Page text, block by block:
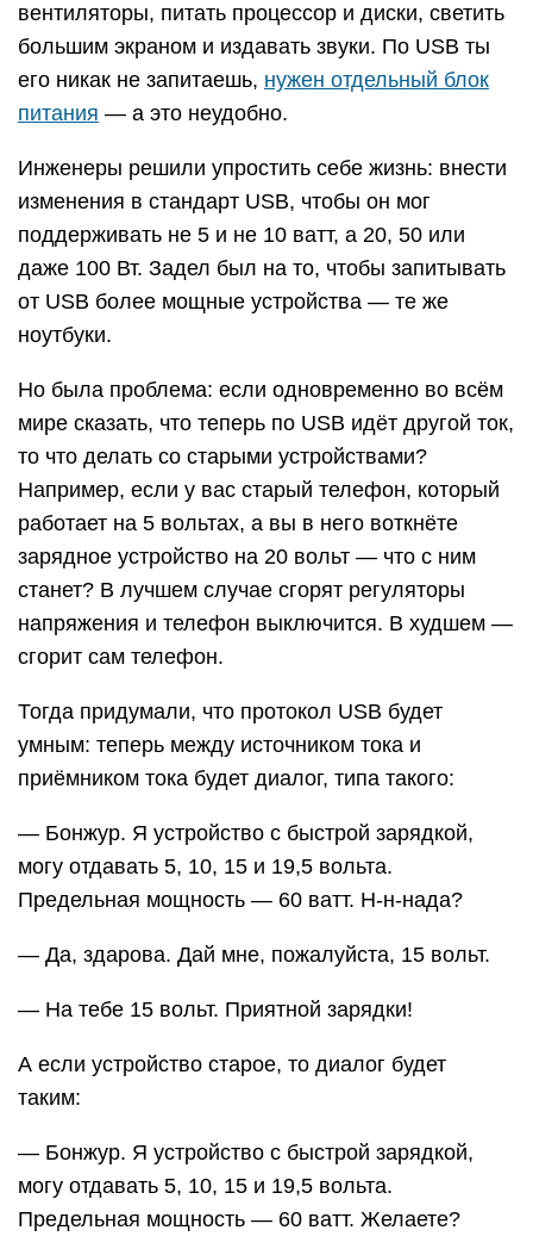
вентиляторы, питать процессор и диски, светить
большим экраном и издавать звуки. По USB ты
его никак не запитаешь, нужен отдельный блок
питания — а это неудобно.
Инженеры решили упростить себе жизнь: внести
изменения в стандарт USB, чтобы он мог
поддерживать не 5 и не 10 ватт, а 20, 50 или
даже 100 Вт. Задел был на то, чтобы запитывать
от USB более мощные устройства — те же
ноутбуки.
Но была проблема: если одновременно во всём
мире сказать, что теперь по USB идёт другой ток,
то что делать со старыми устройствами?
Например, если у вас старый телефон, который
работает на 5 вольтах, а вы в него воткнёте
зарядное устройство на 20 вольт — что с ним
станет? В лучшем случае сгорят регуляторы
напряжения и телефон выключится. В худшем —
сгорит сам телефон.
Тогда придумали, что протокол USB будет
умным: теперь между источником тока и
приёмником тока будет диалог, типа такого:
— Бонжур. Я устройство с быстрой зарядкой,
могу отдавать 5, 10, 15 и 19,5 вольта.
Предельная мощность — 60 ватт. Н-н-нада?
— Да, здарова. Дай мне, пожалуйста, 15 вольт.
— На тебе 15 вольт. Приятной зарядки!
А если устройство старое, то диалог будет
таким:
— Бонжур. Я устройство с быстрой зарядкой,
могу отдавать 5, 10, 15 и 19,5 вольта.
Предельная мощность — 60 ватт. Желаете?